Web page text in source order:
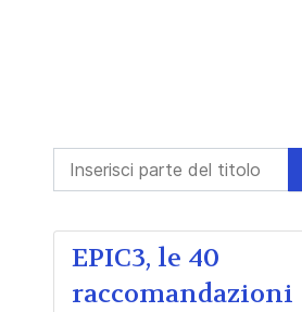
Inserisci parte del titolo
EPIC3, le 40
raccomandazioni